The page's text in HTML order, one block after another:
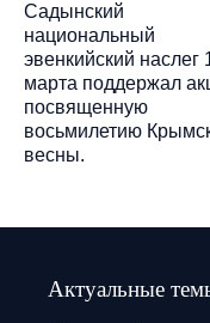
Садынский
национальный
эвенкийский наслег
марта поддержал
посвященную
восьмилетию
весны.
Актуальные